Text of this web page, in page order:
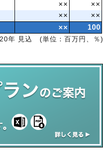
××
××
××
××
××
100
年 見込 (単位：百万円、％)